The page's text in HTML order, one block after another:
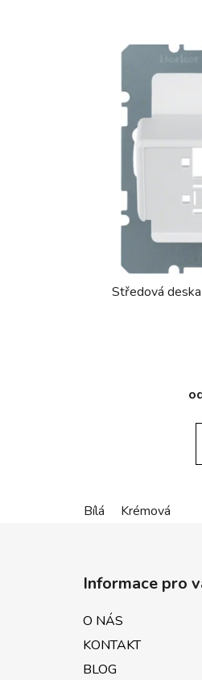
Středová
Bílá Krémová
Informace pro
O NÁS
KONTAKT
BLOG